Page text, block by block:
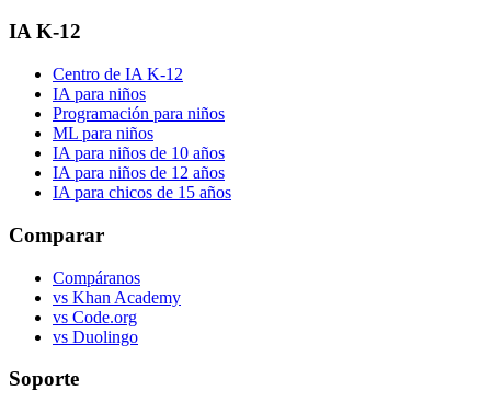
IA K-12
Centro de IA K-12
IA para niños
Programación para niños
ML para niños
IA para niños de 10 años
IA para niños de 12 años
IA para chicos de 15 años
Comparar
Compáranos
vs Khan Academy
vs Code.org
vs Duolingo
Soporte